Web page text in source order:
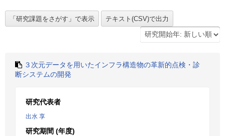
３次元データを用いたインフラ構造物の革新的点検・診
断システムの開発
研究代表者
出水 享
研究期間 (年度)